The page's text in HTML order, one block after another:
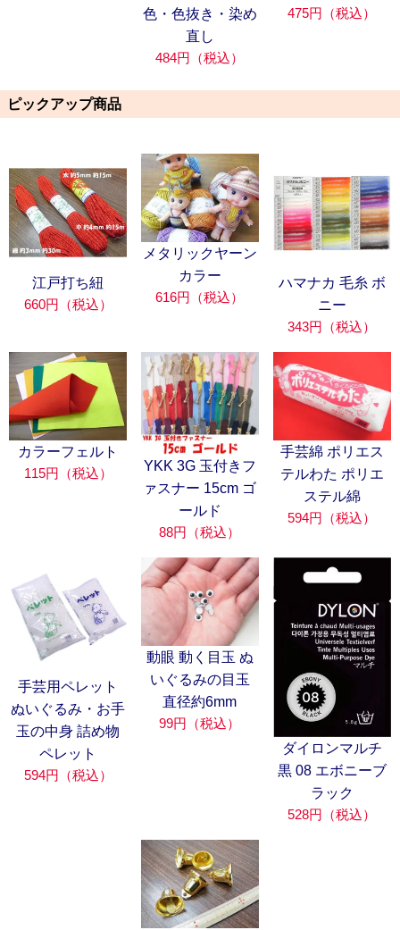
色・色抜き・染め
直し
484円（税込）
475円（税込）
ピックアップ商品
江戸打ち紐
660円（税込）
メタリックヤーン
カラー
616円（税込）
ハマナカ 毛糸 ボ
ニー
343円（税込）
カラーフェルト
115円（税込）
YKK 3G 玉付きフ
ァスナー 15cm ゴ
ールド
88円（税込）
手芸綿 ポリエス
テルわた ポリエ
ステル綿
594円（税込）
手芸用ペレット
ぬいぐるみ・お手
玉の中身 詰め物
ペレット
594円（税込）
動眼 動く目玉 ぬ
いぐるみの目玉
直径約6mm
99円（税込）
ダイロンマルチ
黒 08 エボニーブ
ラック
528円（税込）